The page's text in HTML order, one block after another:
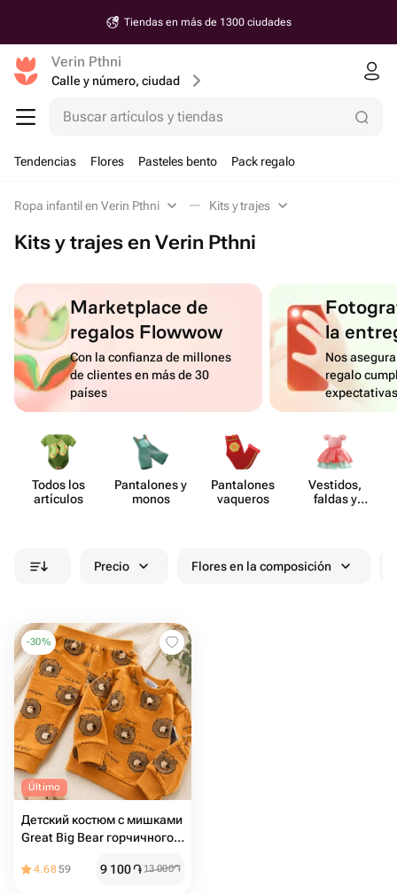
Tiendas en más de 1300 ciudades
Verin Pthni
Calle y número, ciudad
Buscar artículos y tiendas
Tendencias Flores Pasteles bento Pack regalo
Ropa infantil en Verin Pthni Kits y trajes
Kits y trajes en Verin Pthni
Marketplace de
regalos Flowwow
Con la confianza de millones
de clientes en más de 30
países
la
Nos
regalo
Todos los
artículos
Pant​alones y
monos
Pant​alones
vaqueros
Vestidos,
faldas y
Precio Flores en la composición
-30%
Último
Детский костюм с мишками
Great Big Bear горчичного
4.6859 9 100֏13 000֏